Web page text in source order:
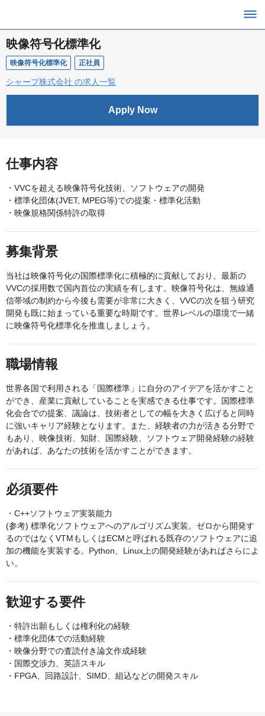
映像符号化標準化
映像符号化標準化 正社員
シャープ株式会社 の求人一覧
Apply Now
仕事内容
・VVCを超える映像符号化技術、ソフトウェアの開発
・標準化団体(JVET, MPEG等)での提案・標準化活動
・映像規格関係特許の取得
募集背景
当社は映像符号化の国際標準化に積極的に貢献しており、最新の
VVCの採用数で国内首位の実績を有します。映像符号化は、無線通
信帯域の制約から今後も需要が非常に大きく、VVCの次を狙う研究
開発も既に始まっている重要な時期です。世界レベルの環境で一緒
に映像符号化標準化を推進しましょう。
職場情報
世界各国で利用される「国際標準」に自分のアイデアを活かすこと
ができ、産業に貢献していることを実感できる仕事です。国際標準
化会合での提案、議論は、技術者としての幅を大きく広げると同時
に強いキャリア経験となります。また、経験者の力が活きる分野で
もあり、映像技術、知財、国際経験、ソフトウェア開発経験の経験
があれば、あなたの技術を活かすことができます。
必須要件
・C++ソフトウェア実装能力
(参考) 標準化ソフトウェアへのアルゴリズム実装。ゼロから開発す
るのではなくVTMもしくはECMと呼ばれる既存のソフトウェアに追
加の機能を実装する。Python、Linux上の開発経験があればさらによ
い。
歓迎する要件
・特許出願もしくは権利化の経験
・標準化団体での活動経験
・映像分野での査読付き論文作成経験
・国際交渉力、英語スキル
・FPGA、回路設計、SIMD、組込などの開発スキル